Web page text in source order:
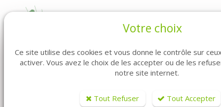
Vous êtes professionnel ? Vous êtes maraîcher ? Vous êtes au
ligne pour vous les professionnels.
Votre choix
Ce site utilise des cookies et vous donne le contrôle sur
activer. Vous avez le choix de les accepter ou de les
notre site internet.
Tout Refuser Tout Accepter